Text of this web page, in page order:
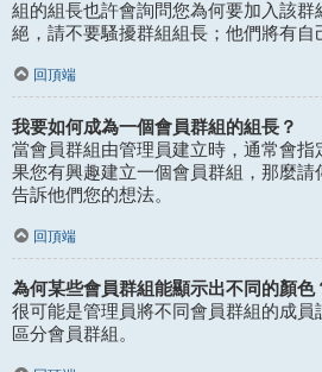
組的組長也許會詢問您為何要加入該群
絕，請不要騷擾群組組長；他們將有自
回頂端
我要如何成為一個會員群組的組長？
當會員群組由管理員建立時，通常會指
果您有興趣建立一個會員群組，那麼請
告訴他們您的想法。
回頂端
為何某些會員群組能顯示出不同的顏色
很可能是管理員將不同會員群組的成員
區分會員群組。